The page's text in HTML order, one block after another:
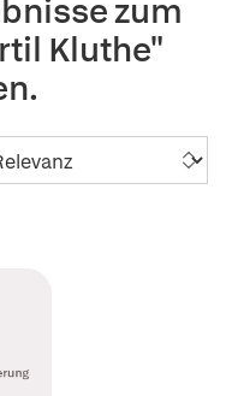
zum
Kluthe"